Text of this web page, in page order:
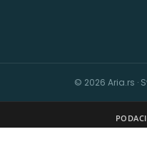
© 2026 Aria.rs ·